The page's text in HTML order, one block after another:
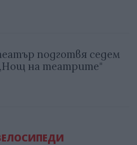
подготвя седем
на театрите"